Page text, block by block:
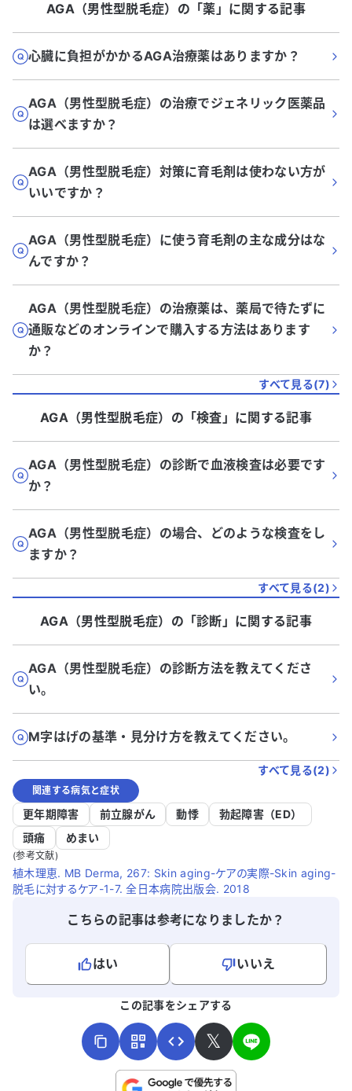
AGA（男性型脱毛症） の「薬 」に関する記事
心臓に負担がかかるAGA治療薬はありますか？
AGA（男性型脱毛症）の治療でジェネリック医薬品
は選べますか？
AGA（男性型脱毛症）対策に育毛剤は使わない方が
いいですか？
AGA（男性型脱毛症）に使う育毛剤の主な成分はな
んですか？
AGA（男性型脱毛症）の治療薬は、薬局で待たずに
通販などのオンラインで購入する方法はあります
か？
すべて見る(7)
AGA（男性型脱毛症） の「検査 」に関する記事
AGA（男性型脱毛症）の診断で血液検査は必要です
か？
AGA（男性型脱毛症）の場合、どのような検査をし
ますか？
すべて見る(2)
AGA（男性型脱毛症） の「診断 」に関する記事
AGA（男性型脱毛症）の診断方法を教えてくださ
い。
M字はげの基準・見分け方を教えてください。
すべて見る(2)
関連する病気と症状
更年期障害 前立腺がん 動悸
勃起障害（ED）
頭痛
めまい
(参考文献)
植木理恵. MB Derma, 267: Skin aging-ケアの実際-Skin aging-
脱毛に対するケア-1-7. 全日本病院出版会. 2018
こちらの記事は参考になりましたか？
はい
いいえ
この記事をシェアする
𝕏